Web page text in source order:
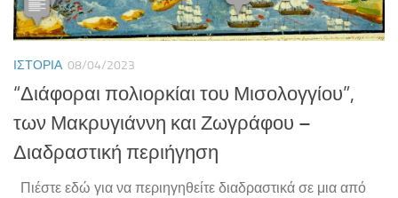
ΙΣΤΟΡΊΑ 08/04/2023
“Διάφοραι πολιορκίαι του Μισολογγίου”,
των Μακρυγιάννη και Ζωγράφου –
Διαδραστική περιήγηση
Πιέστε εδώ για να περιηγηθείτε διαδραστικά σε μια από